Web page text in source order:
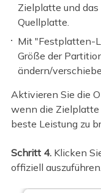
Zielplatte und
Quellplatte.
Mit "Festplatten-
Größe der
ändern/
Aktivieren Sie die
wenn die Zielplatte
beste Leistung zu
Schritt 4. Klicken
offiziell auszuführen.